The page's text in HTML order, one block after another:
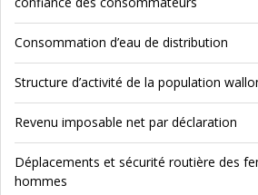
Consommation d’eau de distribution
Structure d’activité de la population
Revenu imposable net par déclaration
Déplacements et sécurité routière des
hommes